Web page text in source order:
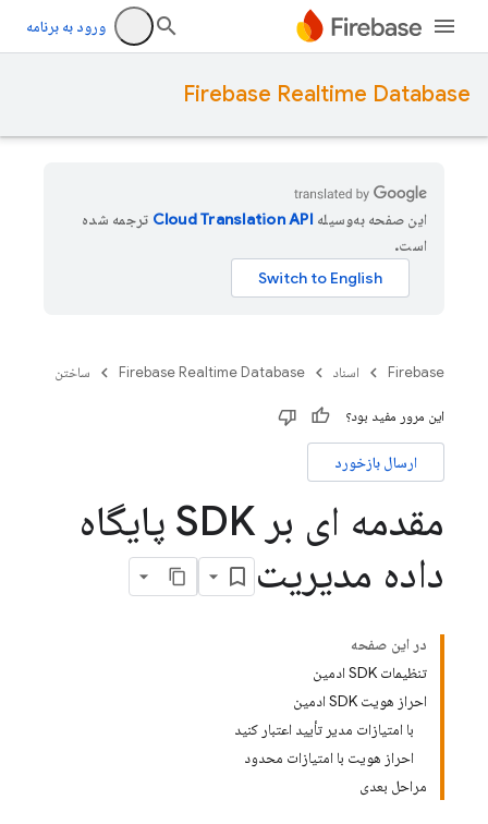
ورود به برنامه
Firebase Realtime Database
این صفحه به‌وسیله
ترجمه شده
است.
Firebase اسناد Firebase Realtime Database ساختن
این مرور مفید بود؟
ارسال بازخورد
مقدمه ای بر SDK پایگاه
داده مدیریت
در این صفحه
تنظیمات SDK ادمین
احراز هویت SDK ادمین
با امتیازات مدیر تأیید اعتبار کنید
احراز هویت با امتیازات محدود
مراحل بعدی